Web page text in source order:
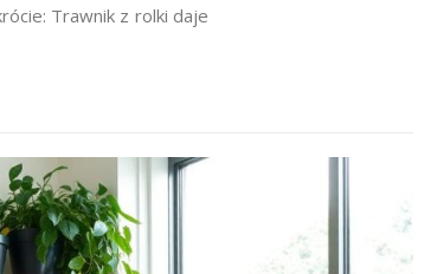
Trawnik z rolki daje